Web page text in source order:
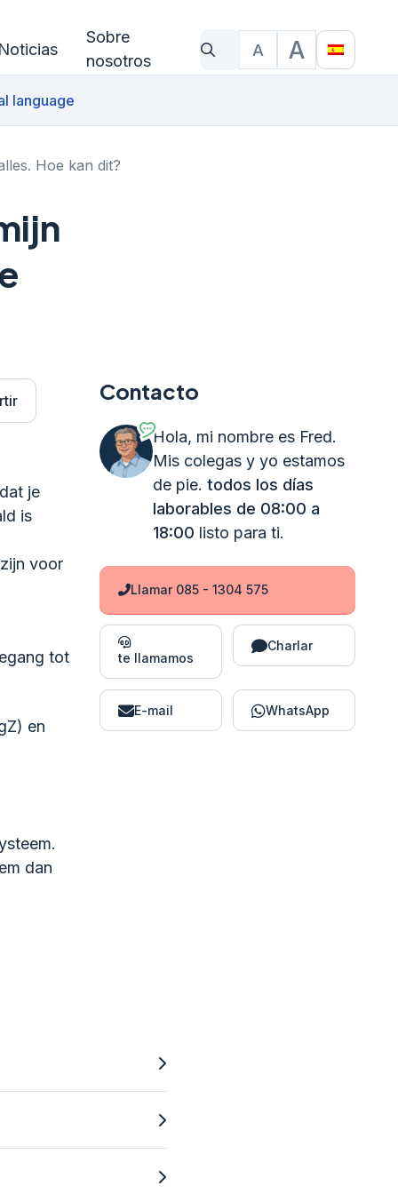
Noticias
Sobre
nosotros
¿Qué estás buscando?
Tamano del texto
A A
language
Hoe kan dit?
je
is
voor
tot
en
dan
Contacto
Hola, mi nombre es Fred.
Mis colegas y yo estamos
de pie. todos los días
laborables de 08:00 a
18:00 listo para ti.
Llamar 085 - 1304 575
te llamamos
Charlar
E-mail WhatsApp